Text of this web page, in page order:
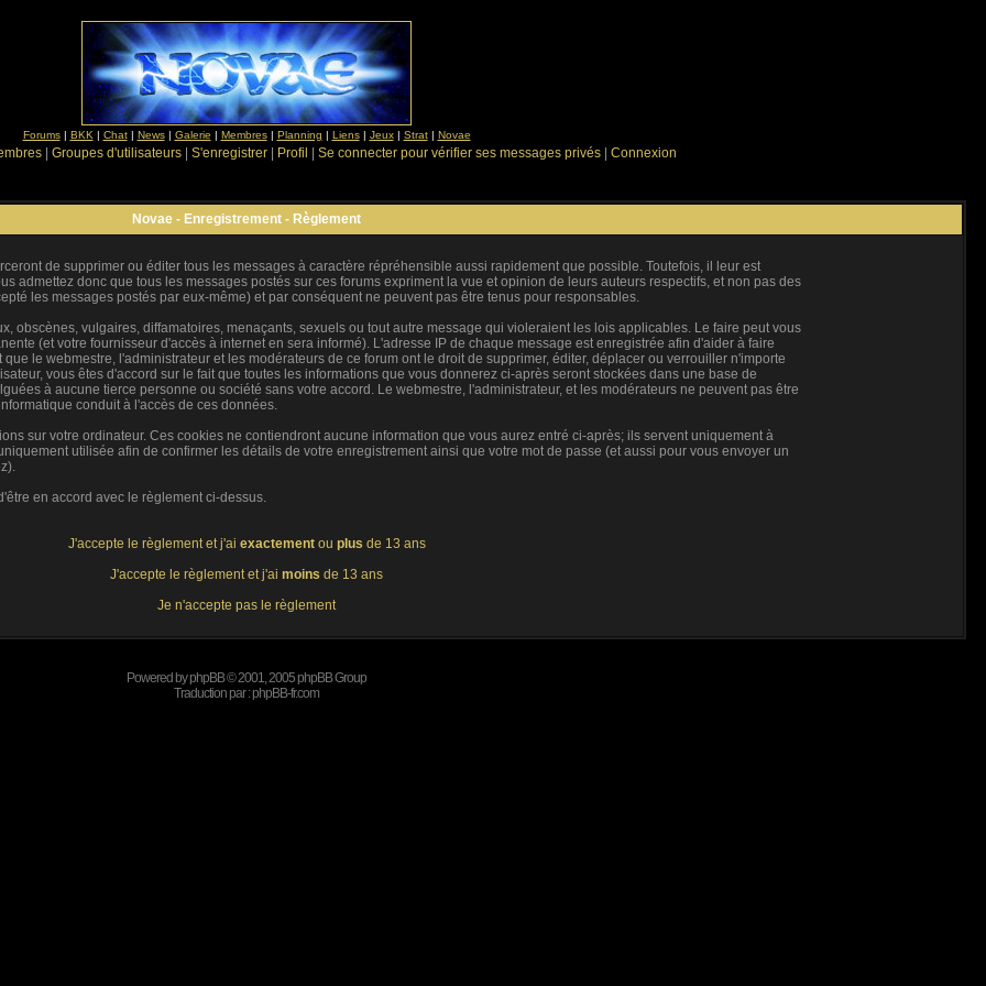
Forums| BKK | Chat| News| Galerie | Membres| Planning | Liens| Jeux| Strat| Novae
Groupes d'utilisateurs S'enregistrer Profil Se connecter pour vérifier ses messages privés Connexion
Novae - Enregistrement - Règlement
de supprimer ou éditer tous les messages à caractère répréhensible aussi rapidement que possible. Toutefois, il leur est
admettez donc que tous les messages postés sur ces forums expriment la vue et opinion de leurs auteurs respectifs, et non pas des
les messages postés par eux-même) et par conséquent ne peuvent pas être tenus pour responsables.
obscènes, vulgaires, diffamatoires, menaçants, sexuels ou tout autre message qui violeraient les lois applicables. Le faire peut vous
(et votre fournisseur d'accès à internet en sera informé). L'adresse IP de chaque message est enregistrée afin d'aider à faire
le webmestre, l'administrateur et les modérateurs de ce forum ont le droit de supprimer, éditer, déplacer ou verrouiller n'importe
vous êtes d'accord sur le fait que toutes les informations que vous donnerez ci-après seront stockées dans une base de
à aucune tierce personne ou société sans votre accord. Le webmestre, l'administrateur, et les modérateurs ne peuvent pas être
conduit à l'accès de ces données.
sur votre ordinateur. Ces cookies ne contiendront aucune information que vous aurez entré ci-après; ils servent uniquement à
utilisée afin de confirmer les détails de votre enregistrement ainsi que votre mot de passe (et aussi pour vous envoyer un
en accord avec le règlement ci-dessus.
J'accepte le règlement et j'ai exactementou plus de 13 ans
J'accepte le règlement et j'ai moins de 13 ans
Je n'accepte pas le règlement
Powered byphpBB© 2001, 2005 phpBB Group
Traduction par :phpBB-fr.com